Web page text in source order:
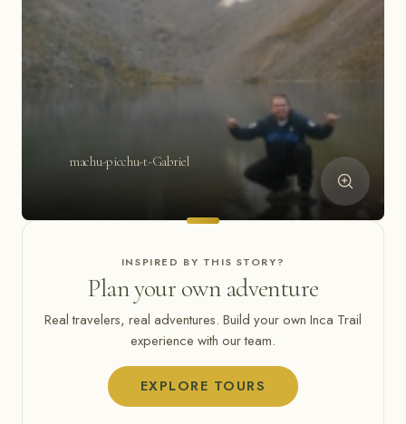
machu-picchu-t-Gabriel
INSPIRED BY THIS STORY?
Plan your own adventure
Real travelers, real adventures. Build your own Inca Trail
experience with our team.
EXPLORE TOURS